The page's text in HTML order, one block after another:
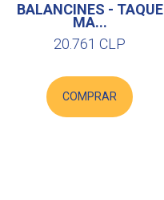
BALANCINES - TAQUE
MA...
20.761 CLP
COMPRAR